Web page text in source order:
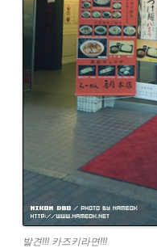
발견!!! 카즈키라면!!!